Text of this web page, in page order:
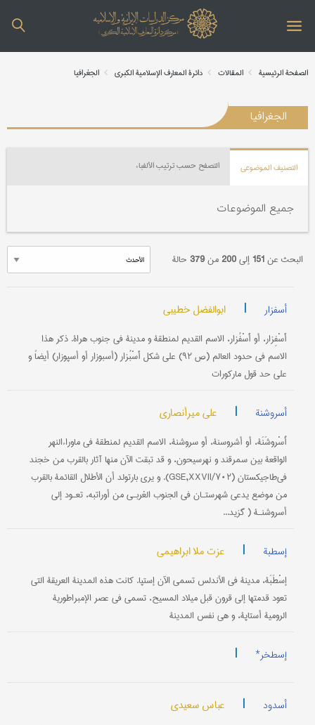
الصفحة الرئیسیة المقالات دائرة المعارف الإسلامیة الکبری الجغرافیا
الجغرافیا
التصنیف الموضوعي التصفح حسب ترتیب الألفباء
جمیع الموضوعات
البحث عن151إلی200من379 حالة
أسفزار | ابوالفضل خطیبی
أَسْفِزار، أو أَسْفُزار، الاسم‌ القديم‌ لمنطقة و مدينة في جنوب‌ هراة. ذكر هذا
الاسم‌ في حدود العالم‌ (ص‌ ۹۲) على‌ شكل‌ أَسْبُزار (أسبوزار أو أسپوزار) أيضاً و
على‌ حد قول‌ ماركورات‌
أسروشنة | علي میرأنصاري
أُسْروشَنَة، أو أشروسنة، أو سروشنة، الاسم‌ القديم‌ لمنطقة في ماوراءالنهر
الواقعة بين‌ سمرقند و نهرسيحون‌، و قد تبقت‌ الآن‌ منها آثار بالقرب‌ من‌ خجند
في‌طاجيكستان‌ (GSE,XXVII/۷۰۲). و يرى‌ بارتولد أن‌ الأطلال‌ القائمة بالقرب‌
من‌ موضع‌ يدعى‌ شهرستـان‌ في الجنوب‌ الغربـي من‌ أوراتبه‌، تعـود إلى‌
أسروشنـة ( گزيد...
إسطبة | عزت ملا ابراهیمی
إسْطَبَة، مدينة في الأندلس‌ تسمى‌ الآن‌ إستپا. كانت‌ هذه‌ المدينة العريقة التي
تعود قدمتها إلى‌ قرون‌ قبل‌ ميلاد المسيح‌، تسمى‌ في عصر الإمبراطورية
الرومية أستاپة، و هي نفس‌ المدينة
إسطخر* |
أسدود | عباس سعیدي